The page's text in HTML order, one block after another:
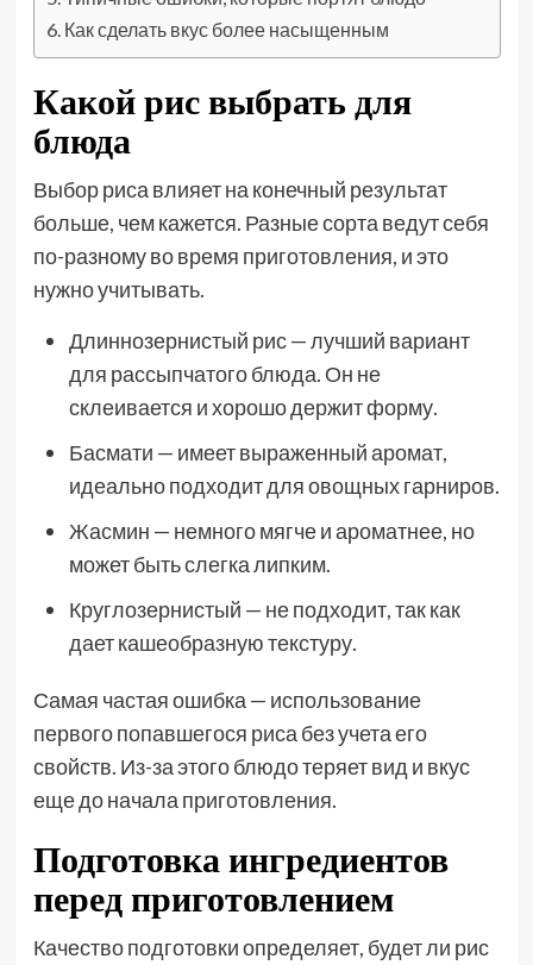
Как сделать вкус более насыщенным
Какой рис выбрать для
блюда
Выбор риса влияет на конечный результат
больше, чем кажется. Разные сорта ведут себя
по-разному во время приготовления, и это
нужно учитывать.
Длиннозернистый рис — лучший вариант
для рассыпчатого блюда. Он не
склеивается и хорошо держит форму.
Басмати — имеет выраженный аромат,
идеально подходит для овощных гарниров.
Жасмин — немного мягче и ароматнее, но
может быть слегка липким.
Круглозернистый — не подходит, так как
дает кашеобразную текстуру.
Самая частая ошибка — использование
первого попавшегося риса без учета его
свойств. Из-за этого блюдо теряет вид и вкус
еще до начала приготовления.
Подготовка ингредиентов
перед приготовлением
Качество подготовки определяет, будет ли рис